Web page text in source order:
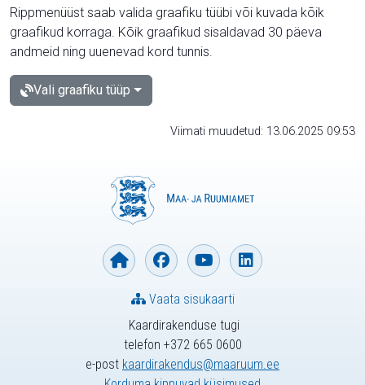
Rippmenüüst saab valida graafiku tüübi või kuvada kõik
graafikud korraga. Kõik graafikud sisaldavad 30 päeva
andmeid ning uuenevad kord tunnis.
Vali graafiku tüüp
Viimati muudetud: 13.06.2025 09:53
Kaardirakenduse tugi
telefon +372 665 0600
e-post kaardirakendus@maaruum.ee
Vaata sisukaarti